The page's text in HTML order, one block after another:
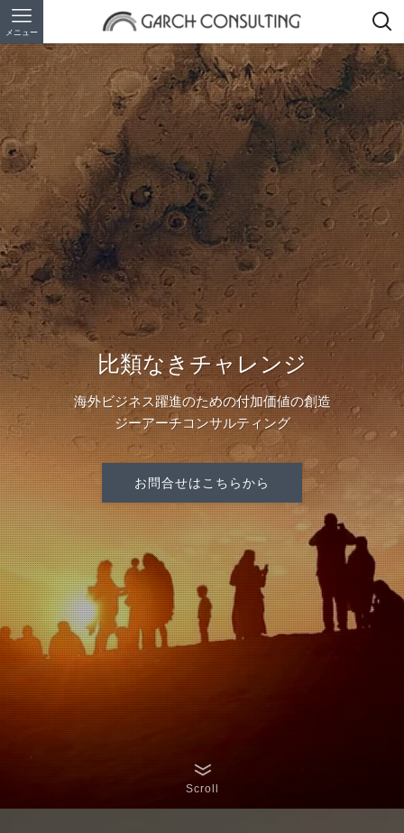
メニュー
比類なきチャレンジ
海外ビジネス躍進のための付加価値の創造
ジーアーチコンサルティング
お問合せはこちらから
Scroll